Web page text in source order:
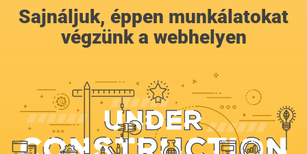
Sajnáljuk, éppen munkálatokat
végzünk a webhelyen